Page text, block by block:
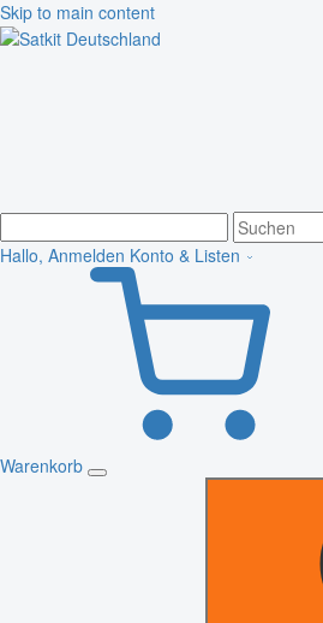
Skip to main content
Hallo, Anmelden Konto & Listen
Warenkorb